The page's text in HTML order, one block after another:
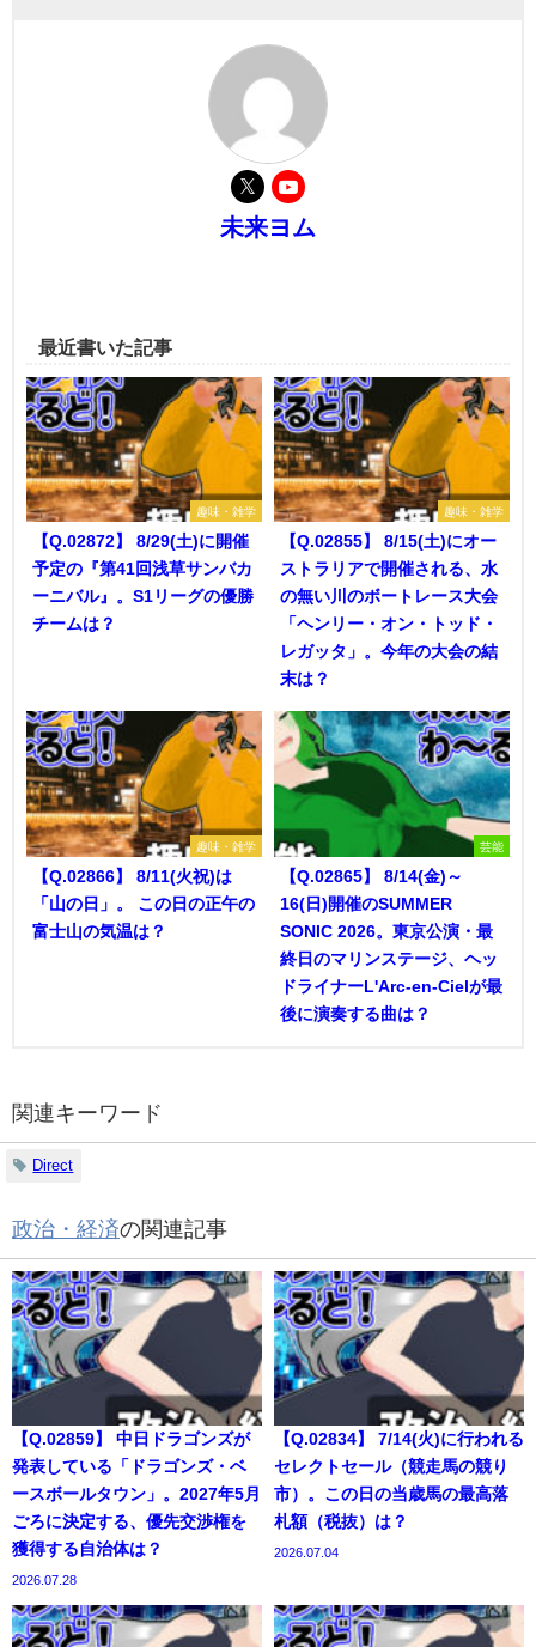
未来ヨム
最近書いた記事
趣味・雑学
【Q.02872】 8/29(土)に開催
予定の『第41回浅草サンバカ
ーニバル』。S1リーグの優勝
チームは？
趣味・雑学
【Q.02855】 8/15(土)にオー
ストラリアで開催される、水
の無い川のボートレース大会
「ヘンリー・オン・トッド・
レガッタ」。今年の大会の結
末は？
趣味・雑学
【Q.02866】 8/11(火祝)は
「山の日」。 この日の正午の
富士山の気温は？
芸能
【Q.02865】 8/14(金)～
16(日)開催のSUMMER
SONIC 2026。東京公演・最
終日のマリンステージ、ヘッ
ドライナーL'Arc-en-Cielが最
後に演奏する曲は？
関連キーワード
Direct
政治・経済の関連記事
【Q.02859】 中日ドラゴンズが
発表している「ドラゴンズ・ベ
ースボールタウン」。2027年5月
ごろに決定する、優先交渉権を
獲得する自治体は？
2026.07.28
【Q.02834】 7/14(火)に行われる
セレクトセール（競走馬の競り
市）。この日の当歳馬の最高落
札額（税抜）は？
2026.07.04